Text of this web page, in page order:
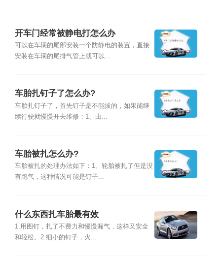
开车门经常被静电打怎么办
可以在车辆的尾部安装一个防静电的装置，直接
安装在车辆的尾排气管上就可以...
车胎扎钉子了怎么办?
车胎扎钉子了，首先钉子是不能拔的，如果能继
续行驶就慢慢开去维修：1、由...
车胎被扎怎么办?
车胎被扎的处理办法如下：1、轮胎被扎了但是没
有跑气，这种情况可能是钉子...
什么东西扎车胎最有效
1.用图钉，扎了不费力和慢慢漏气，这样又安全
和轻松。2.细小的钉子，火...